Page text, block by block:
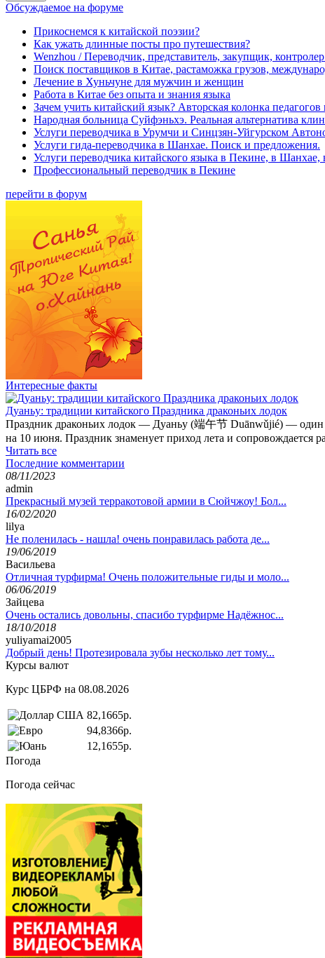
Обсуждаемое на форуме
Прикоснемся к китайской поэзии?
Как ужать длинные посты про путешествия?
Wenzhou / Переводчик, представитель, закупщик,
Поиск поставщиков в Китае, растаможка грузов,
Лечение в Хуньчуне для мужчин и женщин
Работа в Китае без опыта и знания языка
Зачем учить китайский язык? Авторская колонка
Народная больница Суйфэньхэ. Реальная альтернатива
Услуги переводчика в Урумчи и Синцзян-Уйгурском
Услуги гида-переводчика в Шанхае. Поиск и предложения.
Услуги переводчика китайского языка в Пекине, в
Профессиональный переводчик в Пекине
перейти в форум
Интересные факты
Дуаньу: традиции китайского Праздника драконьих лодок
Праздник драконьих лодок — Дуаньу (端午节 Duānwǔjié) — один
на 10 июня. Праздник знаменует приход лета и сопровождается
Читать все
Последние комментарии
08/11/2023
admin
Прекрасный музей терракотовой армии в Сюйчжоу! Бол...
16/02/2020
lilya
Не поленилась - нашла! очень понравилась работа де...
19/06/2019
Васильева
Отличная турфирма! Очень положительные гиды и моло...
06/06/2019
Зайцева
Очень остались довольны, спасибо турфирме Надёжнос...
18/10/2018
yuliyamai2005
Добрый день! Протезировала зубы несколько лет тому...
Курсы валют
Курс ЦБРФ на 08.08.2026
82,1665р.
94,8366р.
12,1655р.
Погода
Погода сейчас